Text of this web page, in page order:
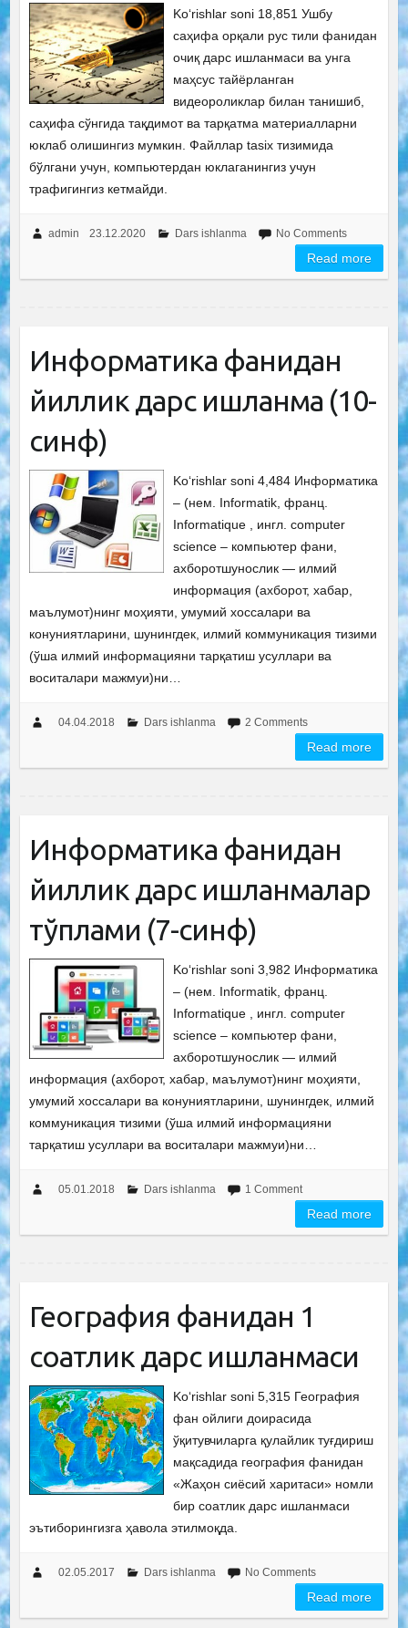
Ko‘rishlar soni 18,851 Ушбу
саҳифа орқали рус тили фанидан
очиқ дарс ишланмаси ва унга
маҳсус тайёрланган
видеороликлар билан танишиб,
саҳифа сўнгида тақдимот ва тарқатма материалларни
юклаб олишингиз мумкин. Файллар tasix тизимида
бўлгани учун, компьютердан юклаганингиз учун
трафигингиз кетмайди.
admin 23.12.2020 Dars ishlanma No Comments
Read more
Информатика фанидан
йиллик дарс ишланма (10-
синф)
Ko‘rishlar soni 4,484 Информатика
– (нем. Informatik, франц.
Informatique , ингл. computer
science – компьютер фани,
ахборотшунослик — илмий
информация (ахборот, хабар,
маълумот)нинг моҳияти, умумий хоссалари ва
конуниятларини, шунингдек, илмий коммуникация тизими
(ўша илмий информацияни тарқатиш усуллари ва
воситалари мажмуи)ни…
04.04.2018 Dars ishlanma 2 Comments
Read more
Информатика фанидан
йиллик дарс ишланмалар
тўплами (7-синф)
Ko‘rishlar soni 3,982 Информатика
– (нем. Informatik, франц.
Informatique , ингл. computer
science – компьютер фани,
ахборотшунослик — илмий
информация (ахборот, хабар, маълумот)нинг моҳияти,
умумий хоссалари ва конуниятларини, шунингдек, илмий
коммуникация тизими (ўша илмий информацияни
тарқатиш усуллари ва воситалари мажмуи)ни…
05.01.2018 Dars ishlanma 1 Comment
Read more
География фанидан 1
соатлик дарс ишланмаси
Ko‘rishlar soni 5,315 География
фан ойлиги доирасида
ўқитувчиларга қулайлик туғдириш
мақсадида география фанидан
«Жаҳон сиёсий харитаси» номли
бир соатлик дарс ишланмаси
эътиборингизга ҳавола этилмоқда.
02.05.2017 Dars ishlanma No Comments
Read more